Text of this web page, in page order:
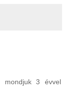
mondjuk 3 évvel